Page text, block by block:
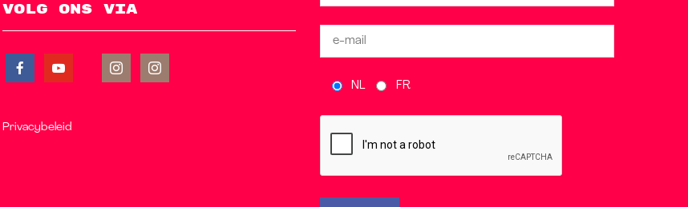
Volg ons via
Privacybeleid
NL FR